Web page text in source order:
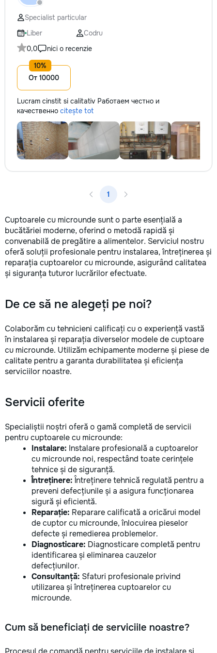
не включается? Не спешите
покупать новую! Спасем ваш
бюджет.
Specialist particular
Liber
Codru
0,0
nici o recenzie
От 10000
Lucram cinstit si calitativ Работаем честно и
качественно citește tot
1
Cuptoarele cu microunde sunt o parte esențială a
bucătăriei moderne, oferind o metodă rapidă și
convenabilă de pregătire a alimentelor. Serviciul nostru
oferă soluții profesionale pentru instalarea, întreținerea și
reparația cuptoarelor cu microunde, asigurând calitatea
și siguranța tuturor lucrărilor efectuate.
De ce să ne alegeți pe noi?
Colaborăm cu tehnicieni calificați cu o experiență vastă
în instalarea și reparația diverselor modele de cuptoare
cu microunde. Utilizăm echipamente moderne și piese de
calitate pentru a garanta durabilitatea și eficiența
serviciilor noastre.
Servicii oferite
Specialiștii noștri oferă o gamă completă de servicii
pentru cuptoarele cu microunde:
Instalare: Instalare profesională a cuptoarelor
cu microunde noi, respectând toate cerințele
tehnice și de siguranță.
Întreținere: Întreținere tehnică regulată pentru a
preveni defecțiunile și a asigura funcționarea
sigură și eficientă.
Reparație: Reparare calificată a oricărui model
de cuptor cu microunde, înlocuirea pieselor
defecte și remedierea problemelor.
Diagnosticare: Diagnosticare completă pentru
identificarea și eliminarea cauzelor
defecțiunilor.
Consultanță: Sfaturi profesionale privind
utilizarea și întreținerea cuptoarelor cu
microunde.
Cum să beneficiați de serviciile noastre?